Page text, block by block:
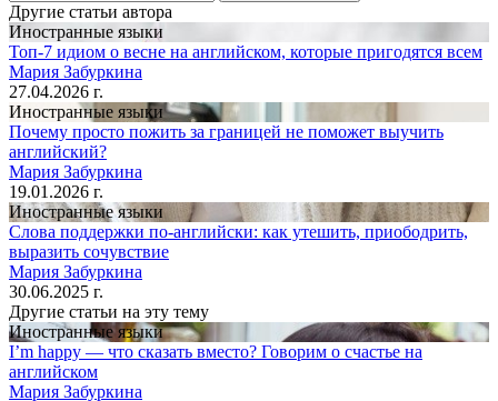
Другие статьи автора
Иностранные языки
Топ-7 идиом о весне на английском, которые пригодятся всем
Мария Забуркина
27.04.2026 г.
Иностранные языки
Почему просто пожить за границей не поможет выучить
английский?
Мария Забуркина
19.01.2026 г.
Иностранные языки
Слова поддержки по-английски: как утешить, приободрить,
выразить сочувствие
Мария Забуркина
30.06.2025 г.
Другие статьи на эту тему
Иностранные языки
I’m happy — что сказать вместо? Говорим о счастье на
английском
Мария Забуркина